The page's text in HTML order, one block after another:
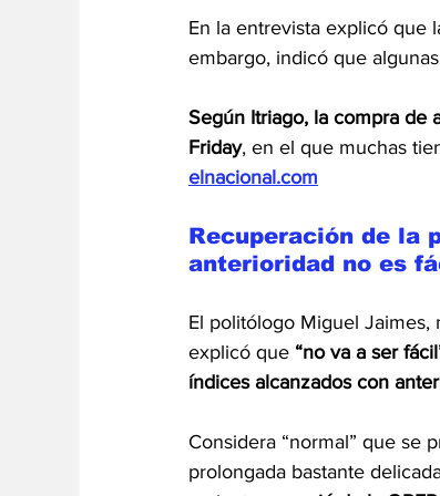
En la entrevista explicó que
embargo, indicó que
Según Itriago, la compra de
Friday, en el que muchas
elnacional.com
Recuperación de la
anterioridad no es
El politólogo Miguel
explicó que “no va a ser
índices alcanzados con
Considera “normal” que se
prolongada bastante